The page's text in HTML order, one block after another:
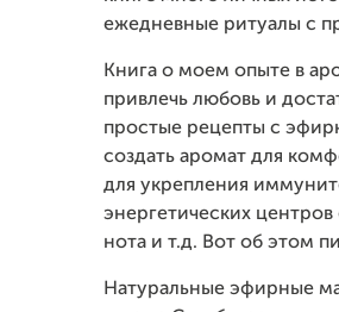
ежедневные ритуалы с
Книга о моем опыте в
привлечь любовь и
простые рецепты с
создать аромат для
для укрепления
энергетических
нота и т.д. Вот об этом
Натуральные эфирные